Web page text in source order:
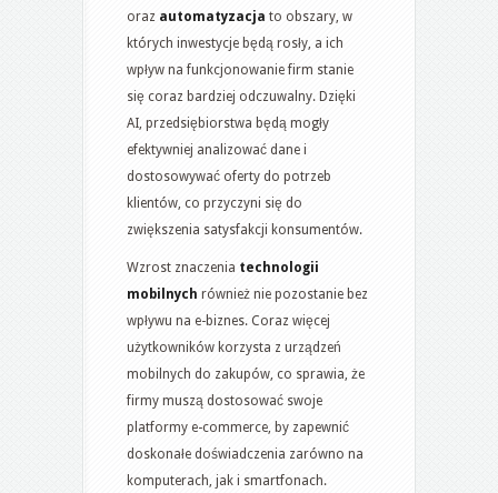
oraz automatyzacja to obszary, w
których inwestycje będą rosły, a ich
wpływ na funkcjonowanie firm stanie
się coraz bardziej odczuwalny. Dzięki
AI, przedsiębiorstwa będą mogły
efektywniej analizować dane i
dostosowywać oferty do potrzeb
klientów, co przyczyni się do
zwiększenia satysfakcji konsumentów.
Wzrost znaczenia technologii
mobilnych również nie pozostanie bez
wpływu na e-biznes. Coraz więcej
użytkowników korzysta z urządzeń
mobilnych do zakupów, co sprawia, że
firmy muszą dostosować swoje
platformy e-commerce, by zapewnić
doskonałe doświadczenia zarówno na
komputerach, jak i smartfonach.